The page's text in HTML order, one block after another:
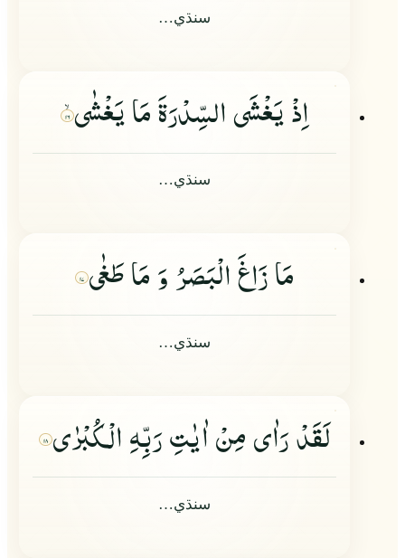
سنڌي…
اِذْ یَغْشَى السِّدْرَةَ مَا یَغْشٰى ۱۶
سنڌي…
مَا زَاغَ الْبَصَرُ وَ مَا طَغٰى ۱۷
سنڌي…
لَقَدْ رَاٰى مِنْ اٰیٰتِ رَبِّهِ الْكُبْرٰى ۱۸
سنڌي…